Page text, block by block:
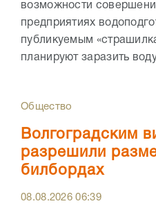
возможности
предприятиях
публикуемым
планируют заразить
Общество
Волгоградским
разрешили
билбордах
08.08.202606:39